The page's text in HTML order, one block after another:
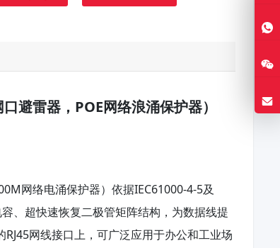
避雷器，POE网络浪涌保护器）
网络电涌保护器）依据IEC61000-4-5及
、超快速恢复二极管矩阵结构，为数据线提
网线接口上，可广泛应用于办公和工业场